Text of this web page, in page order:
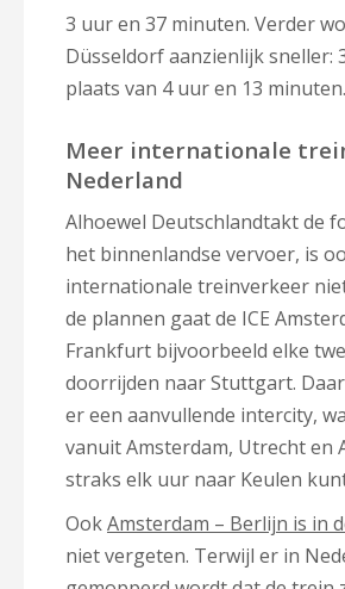
3 uur en 37 minuten. Verder
Düsseldorf aanzienlijk sneller:
plaats van 4 uur en 13 minuten.
Meer internationale
Nederland
Alhoewel Deutschlandtakt de
het binnenlandse vervoer, is
internationale treinverkeer
de plannen gaat de ICE
Frankfurt bijvoorbeeld elke
doorrijden naar Stuttgart.
er een aanvullende intercity,
vanuit Amsterdam, Utrecht en
straks elk uur naar Keulen
OokAmsterdam – Berlijn is in
niet vergeten. Terwijl er in